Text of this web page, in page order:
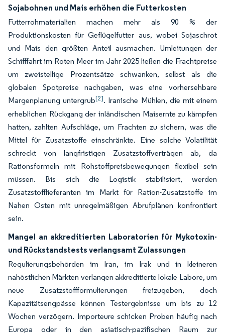
Sojabohnen und Mais erhöhen die Futterkosten
Futterrohmaterialien machen mehr als 90 % der
Produktionskosten für Geflügelfutter aus, wobei Sojaschrot
und Mais den größten Anteil ausmachen. Umleitungen der
Schifffahrt im Roten Meer im Jahr 2025 ließen die Frachtpreise
um zweistellige Prozentsätze schwanken, selbst als die
globalen Spotpreise nachgaben, was eine vorhersehbare
Margenplanung untergrub[2]. Iranische Mühlen, die mit einem
erheblichen Rückgang der inländischen Maisernte zu kämpfen
hatten, zahlten Aufschläge, um Frachten zu sichern, was die
Mittel für Zusatzstoffe einschränkte. Eine solche Volatilität
schreckt von langfristigen Zusatzstoffverträgen ab, da
Rationsformeln mit Rohstoffpreisbewegungen flexibel sein
müssen. Bis sich die Logistik stabilisiert, werden
Zusatzstofflieferanten im Markt für Ration-Zusatzstoffe im
Nahen Osten mit unregelmäßigen Abrufplänen konfrontiert
sein.
Mangel an akkreditierten Laboratorien für Mykotoxin-
und Rückstandstests verlangsamt Zulassungen
Regulierungsbehörden im Iran, im Irak und in kleineren
nahöstlichen Märkten verlangen akkreditierte lokale Labore, um
neue Zusatzstoffformulierungen freizugeben, doch
Kapazitätsengpässe können Testergebnisse um bis zu 12
Wochen verzögern. Importeure schicken Proben häufig nach
Europa oder in den asiatisch-pazifischen Raum zur